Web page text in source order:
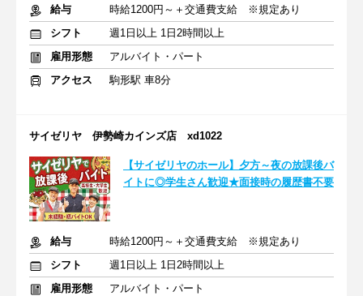
給与
時給1200円～＋交通費支給 ※規定あり
シフト
週1日以上 1日2時間以上
雇用形態
アルバイト・パート
アクセス
駒形駅 車8分
サイゼリヤ 伊勢崎カインズ店 xd1022
【サイゼリヤのホール】夕方～夜の放課後バ
イトに◎学生さん歓迎★面接時の履歴書不要
給与
時給1200円～＋交通費支給 ※規定あり
シフト
週1日以上 1日2時間以上
雇用形態
アルバイト・パート